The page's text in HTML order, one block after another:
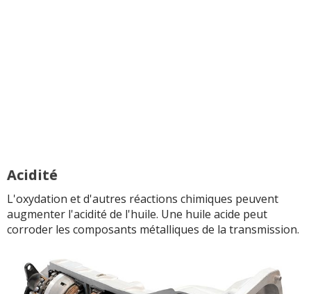
Acidité
L'oxydation et d'autres réactions chimiques peuvent
augmenter l'acidité de l'huile. Une huile acide peut
corroder les composants métalliques de la transmission.